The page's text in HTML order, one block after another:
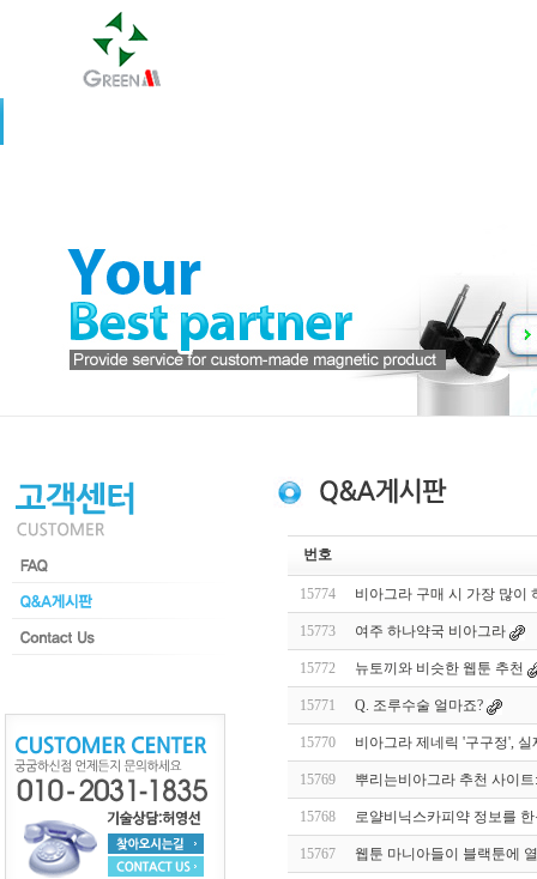
번호
15774 비아그라 구매 시 가장 많이
15773 여주 하나약국 비아그라
15772 뉴토끼와 비슷한 웹툰 추천
15771 Q. 조루수술 얼마죠?
15770 비아그라 제네릭 '구구정',
15769 뿌리는비아그라 추천 사이
15768 로얄비닉스카피약 정보를
15767 웹툰 마니아들이 블랙툰에